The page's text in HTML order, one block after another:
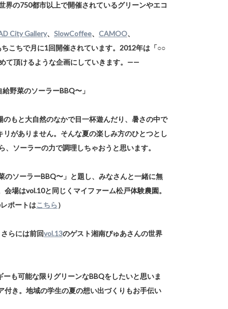
界の750都市以上で開催されているグリーンやエコ
City Gallery、 SlowCoffee、 CAMOO、
こちで月に1回開催されています。2012年は「○○
て頂けるような企画にしていきます。——
野菜のソーラーBBQ〜」
もと大自然のなかで目一杯遊んだり、暑さの中で
がありません。そんな夏の楽しみ方のひとつとし
ソーラーの力で調理しちゃおうと思います。
のソーラーBBQ〜」と題し、みなさんと一緒に無
場はvol.10と同じくマイファーム松戸体験農園。
ポートはこちら）
らには前回vol.13のゲスト湘南ぴゅあさんの世界
も可能な限りグリーンなBBQをしたいと思いま
き。地域の学生の夏の想い出づくりもお手伝い